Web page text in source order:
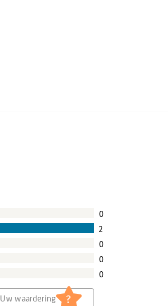
0
2
0
0
0
Uw waardering ?